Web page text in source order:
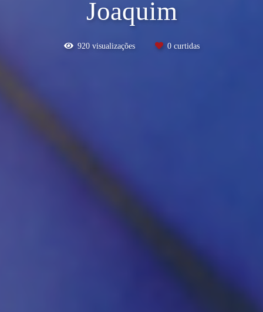
Joaquim
920visualizações 0curtidas